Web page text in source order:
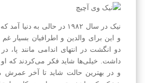
نیک در سال ۱۹۸۲ در حالی به
و این برای والدین و اطرافیان بسیار غم
دو انگشت در انتهای اندامی مانند
داشت. خیلی‌ها شاید فکر می‌کردند که او
و در بهترین حالت شاید تا آخر